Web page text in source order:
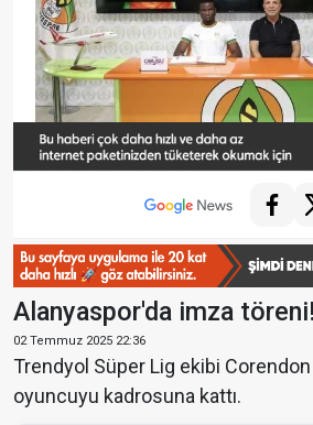
Alanyaspor'da imza töreni!
02 Temmuz 2025 22:36
Trendyol Süper Lig ekibi
oyuncuyu kadrosuna kattı.